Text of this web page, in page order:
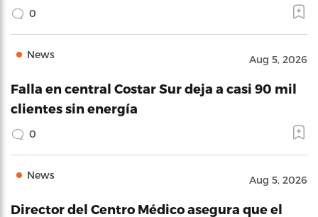
0
News Aug 5, 2026
Falla en central Costar Sur deja a casi 90 mil
clientes sin energía
0
News Aug 5, 2026
Director del Centro Médico asegura que el